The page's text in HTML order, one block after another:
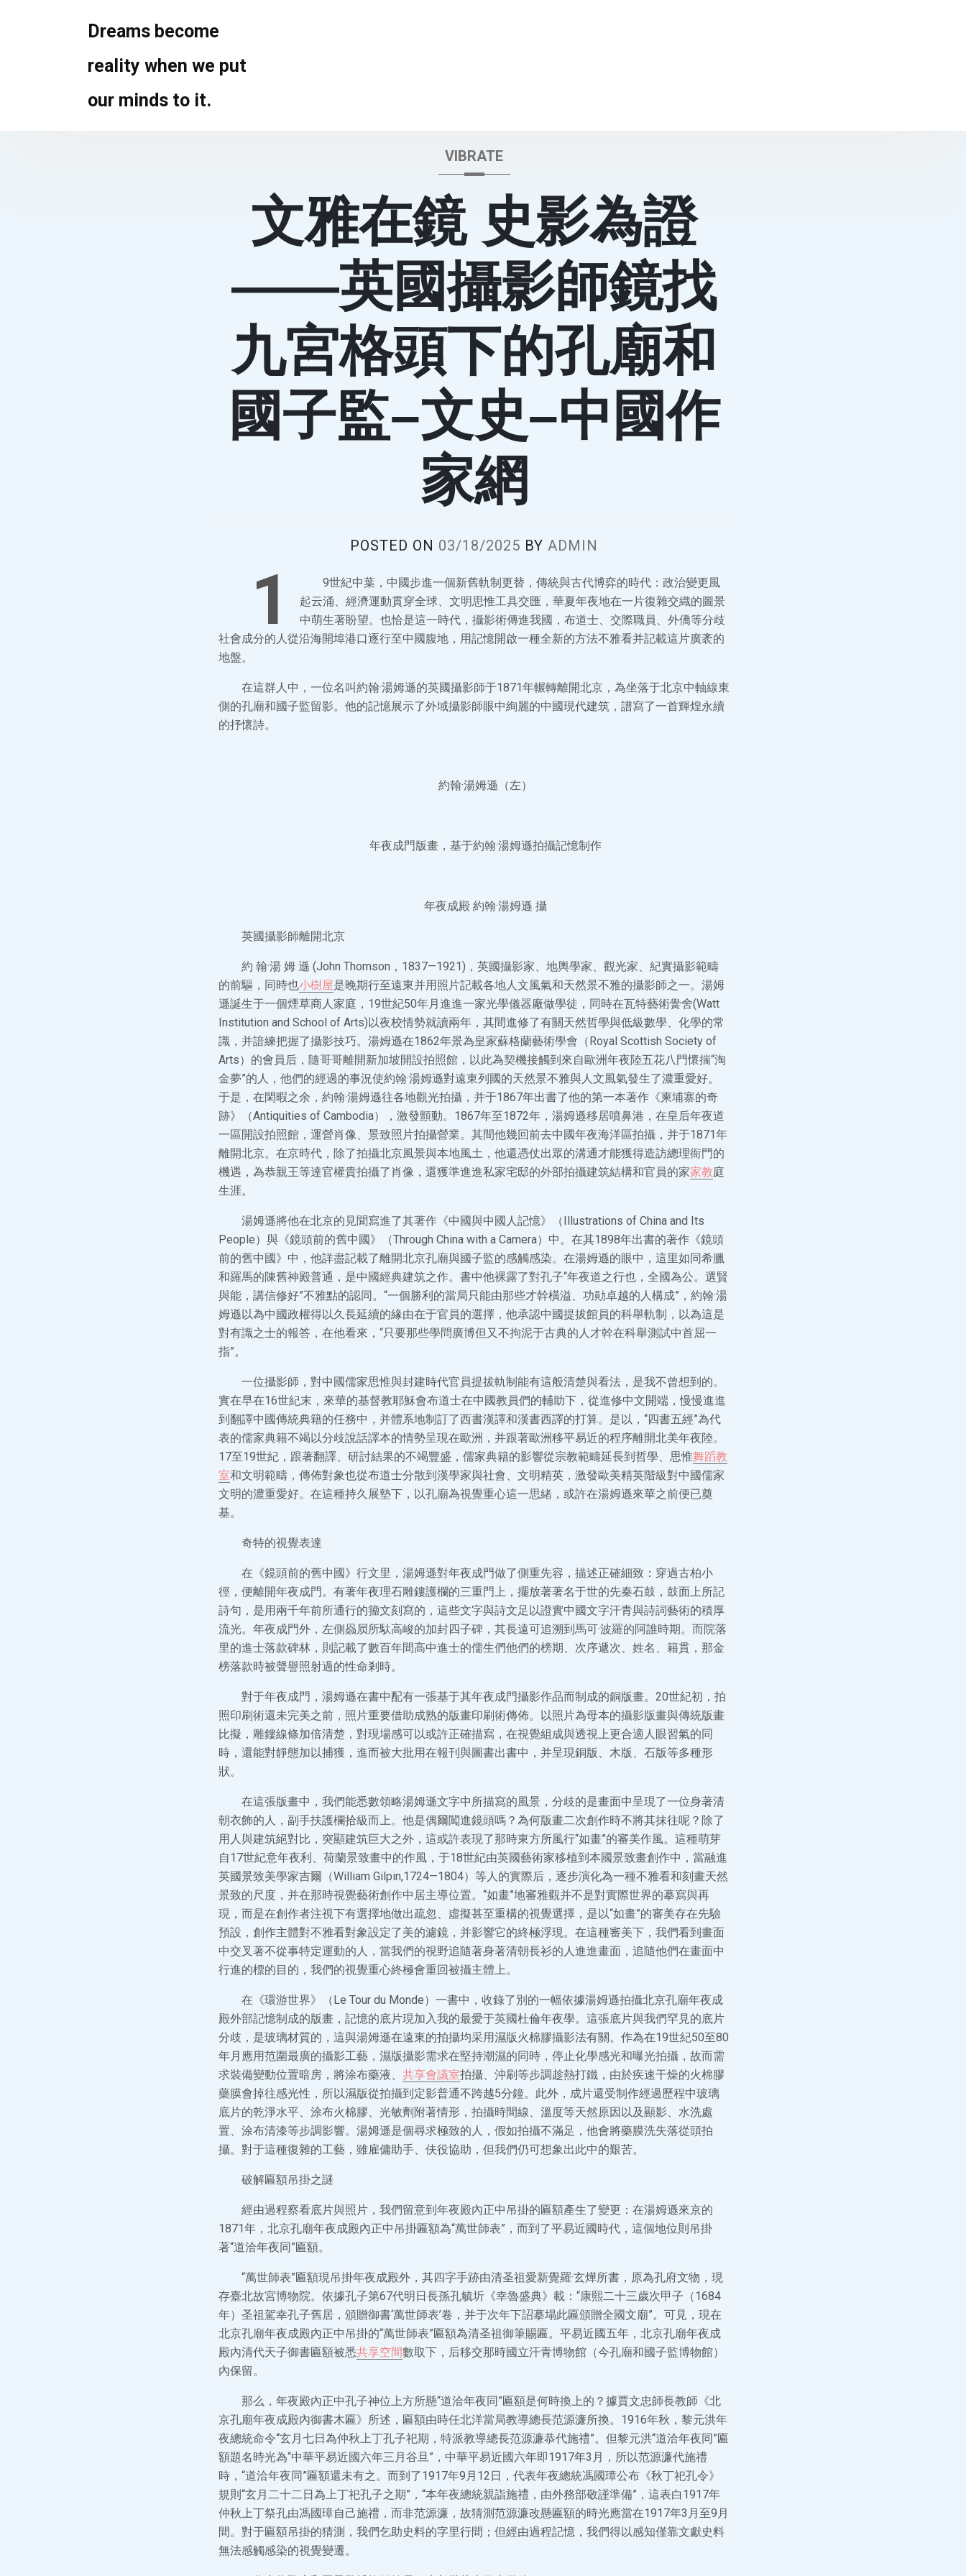
Dreams become
reality when we put
our minds to it.
VIBRATE
文雅在鏡 史影為證
——英國攝影師鏡找
九宮格頭下的孔廟和
國子監–文史–中國作
家網
POSTED ON 03/18/2025 BY ADMIN
1
9世紀中葉，中國步進一個新舊軌制更替，傳統與古代博弈的時代：政治變更風
起云涌、經濟運動貫穿全球、文明思惟工具交匯，華夏年夜地在一片復雜交織的圖景
中萌生著盼望。也恰是這一時代，攝影術傳進我國，布道士、交際職員、外僑等分歧
社會成分的人從沿海開埠港口逐行至中國腹地，用記憶開啟一種全新的方法不雅看并記載這片廣袤的
地盤。
在這群人中，一位名叫約翰·湯姆遜的英國攝影師于1871年輾轉離開北京，為坐落于北京中軸線東
側的孔廟和國子監留影。他的記憶展示了外域攝影師眼中絢麗的中國現代建筑，譜寫了一首輝煌永續
的抒懷詩。
約翰·湯姆遜（左）
年夜成門版畫，基于約翰·湯姆遜拍攝記憶制作
年夜成殿 約翰·湯姆遜 攝
英國攝影師離開北京
約 翰·湯 姆 遜 (John Thomson，1837—1921)，英國攝影家、地輿學家、觀光家、紀實攝影範疇
的前驅，同時也小樹屋是晚期行至遠東并用照片記載各地人文風氣和天然景不雅的攝影師之一。湯姆
遜誕生于一個煙草商人家庭，19世紀50年月進進一家光學儀器廠做學徒，同時在瓦特藝術黌舍(Watt
Institution and School of Arts)以夜校情勢就讀兩年，其間進修了有關天然哲學與低級數學、化學的常
識，并諳練把握了攝影技巧。湯姆遜在1862年景為皇家蘇格蘭藝術學會（Royal Scottish Society of
Arts）的會員后，隨哥哥離開新加坡開設拍照館，以此為契機接觸到來自歐洲年夜陸五花八門懷揣“淘
金夢”的人，他們的經過的事況使約翰·湯姆遜對遠東列國的天然景不雅與人文風氣發生了濃重愛好。
于是，在閑暇之余，約翰·湯姆遜往各地觀光拍攝，并于1867年出書了他的第一本著作《柬埔寨的奇
跡》（Antiquities of Cambodia），激發顫動。1867年至1872年，湯姆遜移居噴鼻港，在皇后年夜道
一區開設拍照館，運營肖像、景致照片拍攝營業。其間他幾回前去中國年夜海洋區拍攝，并于1871年
離開北京。在京時代，除了拍攝北京風景與本地風土，他還憑仗出眾的溝通才能獲得造訪總理衙門的
機遇，為恭親王等達官權貴拍攝了肖像，還獲準進進私家宅邸的外部拍攝建筑結構和官員的家家教庭
生涯。
湯姆遜將他在北京的見聞寫進了其著作《中國與中國人記憶》（Illustrations of China and Its
People）與《鏡頭前的舊中國》（Through China with a Camera）中。在其1898年出書的著作《鏡頭
前的舊中國》中，他詳盡記載了離開北京孔廟與國子監的感觸感染。在湯姆遜的眼中，這里如同希臘
和羅馬的陳舊神殿普通，是中國經典建筑之作。書中他裸露了對孔子“年夜道之行也，全國為公。選賢
與能，講信修好”不雅點的認同。“一個勝利的當局只能由那些才幹橫溢、功勛卓越的人構成”，約翰·湯
姆遜以為中國政權得以久長延續的緣由在于官員的選擇，他承認中國提拔館員的科舉軌制，以為這是
對有識之士的報答，在他看來，“只要那些學問廣博但又不拘泥于古典的人才幹在科舉測試中首屈一
指”。
一位攝影師，對中國儒家思惟與封建時代官員提拔軌制能有這般清楚與看法，是我不曾想到的。
實在早在16世紀末，來華的基督教耶穌會布道士在中國教員們的輔助下，從進修中文開端，慢慢進進
到翻譯中國傳統典籍的任務中，并體系地制訂了西書漢譯和漢書西譯的打算。是以，“四書五經”為代
表的儒家典籍不竭以分歧說話譯本的情勢呈現在歐洲，并跟著歐洲移平易近的程序離開北美年夜陸。
17至19世紀，跟著翻譯、研討結果的不竭豐盛，儒家典籍的影響從宗教範疇延長到哲學、思惟舞蹈教
室和文明範疇，傳佈對象也從布道士分散到漢學家與社會、文明精英，激發歐美精英階級對中國儒家
文明的濃重愛好。在這種持久展墊下，以孔廟為視覺重心這一思緒，或許在湯姆遜來華之前便已奠
基。
奇特的視覺表達
在《鏡頭前的舊中國》行文里，湯姆遜對年夜成門做了側重先容，描述正確細致：穿過古柏小
徑，便離開年夜成門。有著年夜理石雕鏤護欄的三重門上，擺放著著名于世的先秦石鼓，鼓面上所記
詩句，是用兩千年前所通行的籀文刻寫的，這些文字與詩文足以證實中國文字汗青與詩詞藝術的積厚
流光。年夜成門外，左側赑屃所馱高峻的加封四子碑，其長遠可追溯到馬可·波羅的阿誰時期。而院落
里的進士落款碑林，則記載了數百年間高中進士的儒生們他們的榜期、次序遞次、姓名、籍貫，那金
榜落款時被聲譽照射過的性命剎時。
對于年夜成門，湯姆遜在書中配有一張基于其年夜成門攝影作品而制成的銅版畫。20世紀初，拍
照印刷術還未完美之前，照片重要借助成熟的版畫印刷術傳佈。以照片為母本的攝影版畫與傳統版畫
比擬，雕鏤線條加倍清楚，對現場感可以或許正確描寫，在視覺組成與透視上更合適人眼習氣的同
時，還能對靜態加以捕獲，進而被大批用在報刊與圖書出書中，并呈現銅版、木版、石版等多種形
狀。
在這張版畫中，我們能悉數領略湯姆遜文字中所描寫的風景，分歧的是畫面中呈現了一位身著清
朝衣飾的人，副手扶護欄拾級而上。他是偶爾闖進鏡頭嗎？為何版畫二次創作時不將其抹往呢？除了
用人與建筑絕對比，突顯建筑巨大之外，這或許表現了那時東方所風行“如畫”的審美作風。這種萌芽
自17世紀意年夜利、荷蘭景致畫中的作風，于18世紀由英國藝術家移植到本國景致畫創作中，當融進
英國景致美學家吉爾（William Gilpin,1724—1804）等人的實際后，逐步演化為一種不雅看和刻畫天然
景致的尺度，并在那時視覺藝術創作中居主導位置。“如畫”地審雅觀并不是對實際世界的摹寫與再
現，而是在創作者注視下有選擇地做出疏忽、虛擬甚至重構的視覺選擇，是以“如畫”的審美存在先驗
預設，創作主體對不雅看對象設定了美的濾鏡，并影響它的終極浮現。在這種審美下，我們看到畫面
中交叉著不從事特定運動的人，當我們的視野追隨著身著清朝長衫的人進進畫面，追隨他們在畫面中
行進的標的目的，我們的視覺重心終極會重回被攝主體上。
在《環游世界》（Le Tour du Monde）一書中，收錄了別的一幅依據湯姆遜拍攝北京孔廟年夜成
殿外部記憶制成的版畫，記憶的底片現加入我的最愛于英國杜倫年夜學。這張底片與我們罕見的底片
分歧，是玻璃材質的，這與湯姆遜在遠東的拍攝均采用濕版火棉膠攝影法有關。作為在19世紀50至80
年月應用范圍最廣的攝影工藝，濕版攝影需求在堅持潮濕的同時，停止化學感光和曝光拍攝，故而需
求裝備變動位置暗房，將涂布藥液、 共享會議室拍攝、沖刷等步調趁熱打鐵，由於疾速干燥的火棉膠
藥膜會掉往感光性，所以濕版從拍攝到定影普通不跨越5分鐘。此外，成片還受制作經過歷程中玻璃
底片的乾淨水平、涂布火棉膠、光敏劑附著情形，拍攝時間線、溫度等天然原因以及顯影、水洗處
置、涂布清漆等步調影響。湯姆遜是個尋求極致的人，假如拍攝不滿足，他會將藥膜洗失落從頭拍
攝。對于這種復雜的工藝，雖雇傭助手、伕役協助，但我們仍可想象出此中的艱苦。
破解匾額吊掛之謎
經由過程察看底片與照片，我們留意到年夜殿內正中吊掛的匾額產生了變更：在湯姆遜來京的
1871年，北京孔廟年夜成殿內正中吊掛匾額為“萬世師表”，而到了平易近國時代，這個地位則吊掛
著“道洽年夜同”匾額。
“萬世師表”匾額現吊掛年夜成殿外，其四字手跡由清圣祖愛新覺羅·玄燁所書，原為孔府文物，現
存臺北故宮博物院。依據孔子第67代明日長孫孔毓圻《幸魯盛典》載：“康熙二十三歲次甲子（1684
年）圣祖駕幸孔子舊居，頒贈御書‘萬世師表’卷，并于次年下詔摹塌此匾頒贈全國文廟”。可見，現在
北京孔廟年夜成殿內正中吊掛的“萬世師表”匾額為清圣祖御筆賜匾。平易近國五年，北京孔廟年夜成
殿內清代天子御書匾額被悉共享空間數取下，后移交那時國立汗青博物館（今孔廟和國子監博物館）
內保留。
那么，年夜殿內正中孔子神位上方所懸“道洽年夜同”匾額是何時換上的？據賈文忠師長教師《北
京孔廟年夜成殿內御書木匾》所述，匾額由時任北洋當局教導總長范源濂所換。1916年秋，黎元洪年
夜總統命令“玄月七日為仲秋上丁孔子祀期，特派教導總長范源濂恭代施禮”。但黎元洪“道洽年夜同”匾
額題名時光為“中華平易近國六年三月谷旦”，中華平易近國六年即1917年3月，所以范源濂代施禮
時，“道洽年夜同”匾額還未有之。而到了1917年9月12日，代表年夜總統馮國璋公布《秋丁祀孔令》
規則“玄月二十二日為上丁祀孔子之期”，“本年夜總統親詣施禮，由外務部敬謹準備”，這表白1917年
仲秋上丁祭孔由馮國璋自己施禮，而非范源濂，故猜測范源濂改懸匾額的時光應當在1917年3月至9月
間。對于匾額吊掛的猜測，我們乞助史料的字里行間；但經由過程記憶，我們得以感知僅靠文獻史料
無法感觸感染的視覺變遷。